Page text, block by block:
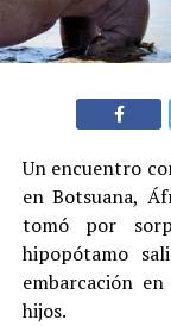
Un encuentro
en Botsuana,
tomó por
hipopótamo
embarcación
hijos.